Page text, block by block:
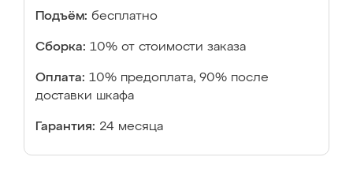
Подъём: бесплатно
Сборка: 10% от стоимости заказа
Оплата: 10% предоплата, 90% после
доставки шкафа
Гарантия: 24 месяца